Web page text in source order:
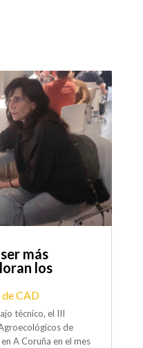
más
los
de CAD
técnico, el III
de
A Coruña en el mes